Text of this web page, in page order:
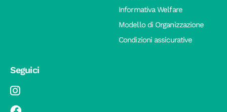
Informativa Welfare
Modello di Organizzazione
Condizioni assicurative
Seguici